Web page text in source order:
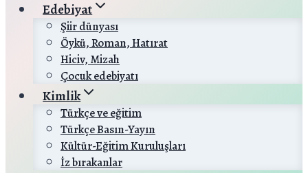
Edebiyat
Şiir dünyası
Öykü, Roman, Hatırat
Hiciv, Mizah
Çocuk edebiyatı
Kimlik
Türkçe ve eğitim
Türkçe Basın-Yayın
Kültür-Eğitim Kuruluşları
İz bırakanlar